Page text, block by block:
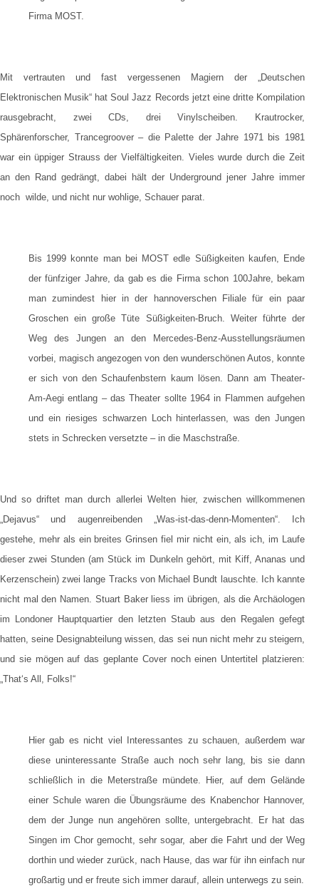
Firma MOST.
Mit vertrauten und fast vergessenen Magiern der „Deutschen
Elektronischen Musik“ hat Soul Jazz Records jetzt eine dritte Kompilation
rausgebracht, zwei CDs, drei Vinylscheiben. Krautrocker,
Sphärenforscher, Trancegroover – die Palette der Jahre 1971 bis 1981
war ein üppiger Strauss der Vielfältigkeiten. Vieles wurde durch die Zeit
an den Rand gedrängt, dabei hält der Underground jener Jahre immer
noch wilde, und nicht nur wohlige, Schauer parat.
Bis 1999 konnte man bei MOST edle Süßigkeiten kaufen, Ende
der fünfziger Jahre, da gab es die Firma schon 100Jahre, bekam
man zumindest hier in der hannoverschen Filiale für ein paar
Groschen ein große Tüte Süßigkeiten-Bruch. Weiter führte der
Weg des Jungen an den Mercedes-Benz-Ausstellungsräumen
vorbei, magisch angezogen von den wunderschönen Autos, konnte
er sich von den Schaufenbstern kaum lösen. Dann am Theater-
Am-Aegi entlang – das Theater sollte 1964 in Flammen aufgehen
und ein riesiges schwarzen Loch hinterlassen, was den Jungen
stets in Schrecken versetzte – in die Maschstraße.
Und so driftet man durch allerlei Welten hier, zwischen willkommenen
„Dejavus“ und augenreibenden „Was-ist-das-denn-Momenten“. Ich
gestehe, mehr als ein breites Grinsen fiel mir nicht ein, als ich, im Laufe
dieser zwei Stunden (am Stück im Dunkeln gehört, mit Kiff, Ananas und
Kerzenschein) zwei lange Tracks von Michael Bundt lauschte. Ich kannte
nicht mal den Namen. Stuart Baker liess im übrigen, als die Archäologen
im Londoner Hauptquartier den letzten Staub aus den Regalen gefegt
hatten, seine Designabteilung wissen, das sei nun nicht mehr zu steigern,
und sie mögen auf das geplante Cover noch einen Untertitel platzieren:
„That‘s All, Folks!“
Hier gab es nicht viel Interessantes zu schauen, außerdem war
diese uninteressante Straße auch noch sehr lang, bis sie dann
schließlich in die Meterstraße mündete. Hier, auf dem Gelände
einer Schule waren die Übungsräume des Knabenchor Hannover,
dem der Junge nun angehören sollte, untergebracht. Er hat das
Singen im Chor gemocht, sehr sogar, aber die Fahrt und der Weg
dorthin und wieder zurück, nach Hause, das war für ihn einfach nur
großartig und er freute sich immer darauf, allein unterwegs zu sein.